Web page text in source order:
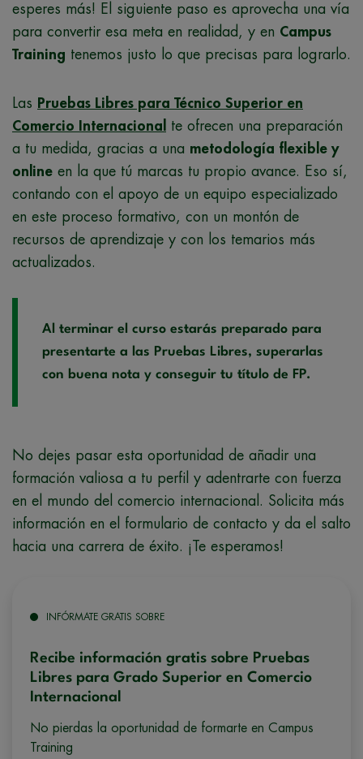
esperes más! El siguiente paso es aprovecha una vía
para convertir esa meta en realidad, y en Campus
Training tenemos justo lo que precisas para lograrlo.
Las Pruebas Libres para Técnico Superior en
Comercio Internacional
te ofrecen una preparación
a tu medida, gracias a una metodología flexible y
online en la que tú marcas tu propio avance. Eso sí,
contando con el apoyo de un equipo especializado
en este proceso formativo, con un montón de
recursos de aprendizaje y con los temarios más
actualizados.
Al terminar el curso estarás preparado para
presentarte a las Pruebas Libres, superarlas
con buena nota y conseguir tu título de FP.
No dejes pasar esta oportunidad de añadir una
formación valiosa a tu perfil y adentrarte con fuerza
en el mundo del comercio internacional. Solicita más
información en el formulario de contacto y da el salto
hacia una carrera de éxito. ¡Te esperamos!
INFÓRMATE GRATIS SOBRE
Recibe información gratis sobre Pruebas
Libres para Grado Superior en Comercio
Internacional
No pierdas la oportunidad de formarte en Campus
Training